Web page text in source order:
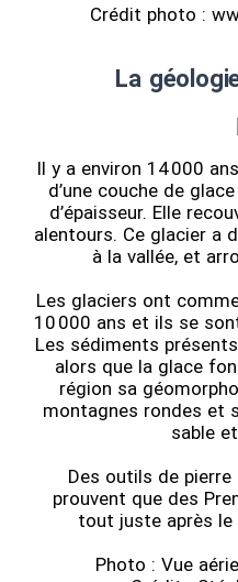
Crédit photo :
La
Il y a environ 14 000
d’une couche de
d’épaisseur. Elle
alentours. Ce glacier a
à la vallée, et
Les glaciers ont
10 000 ans et ils se
Les sédiments
alors que la glace
région sa
montagnes rondes et
sable
Des outils de
prouvent que des
tout juste après le
Photo : Vue